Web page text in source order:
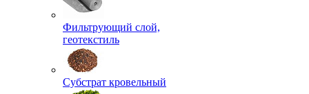
Фильтрующий слой,
геотекстиль
Субстрат кровельный